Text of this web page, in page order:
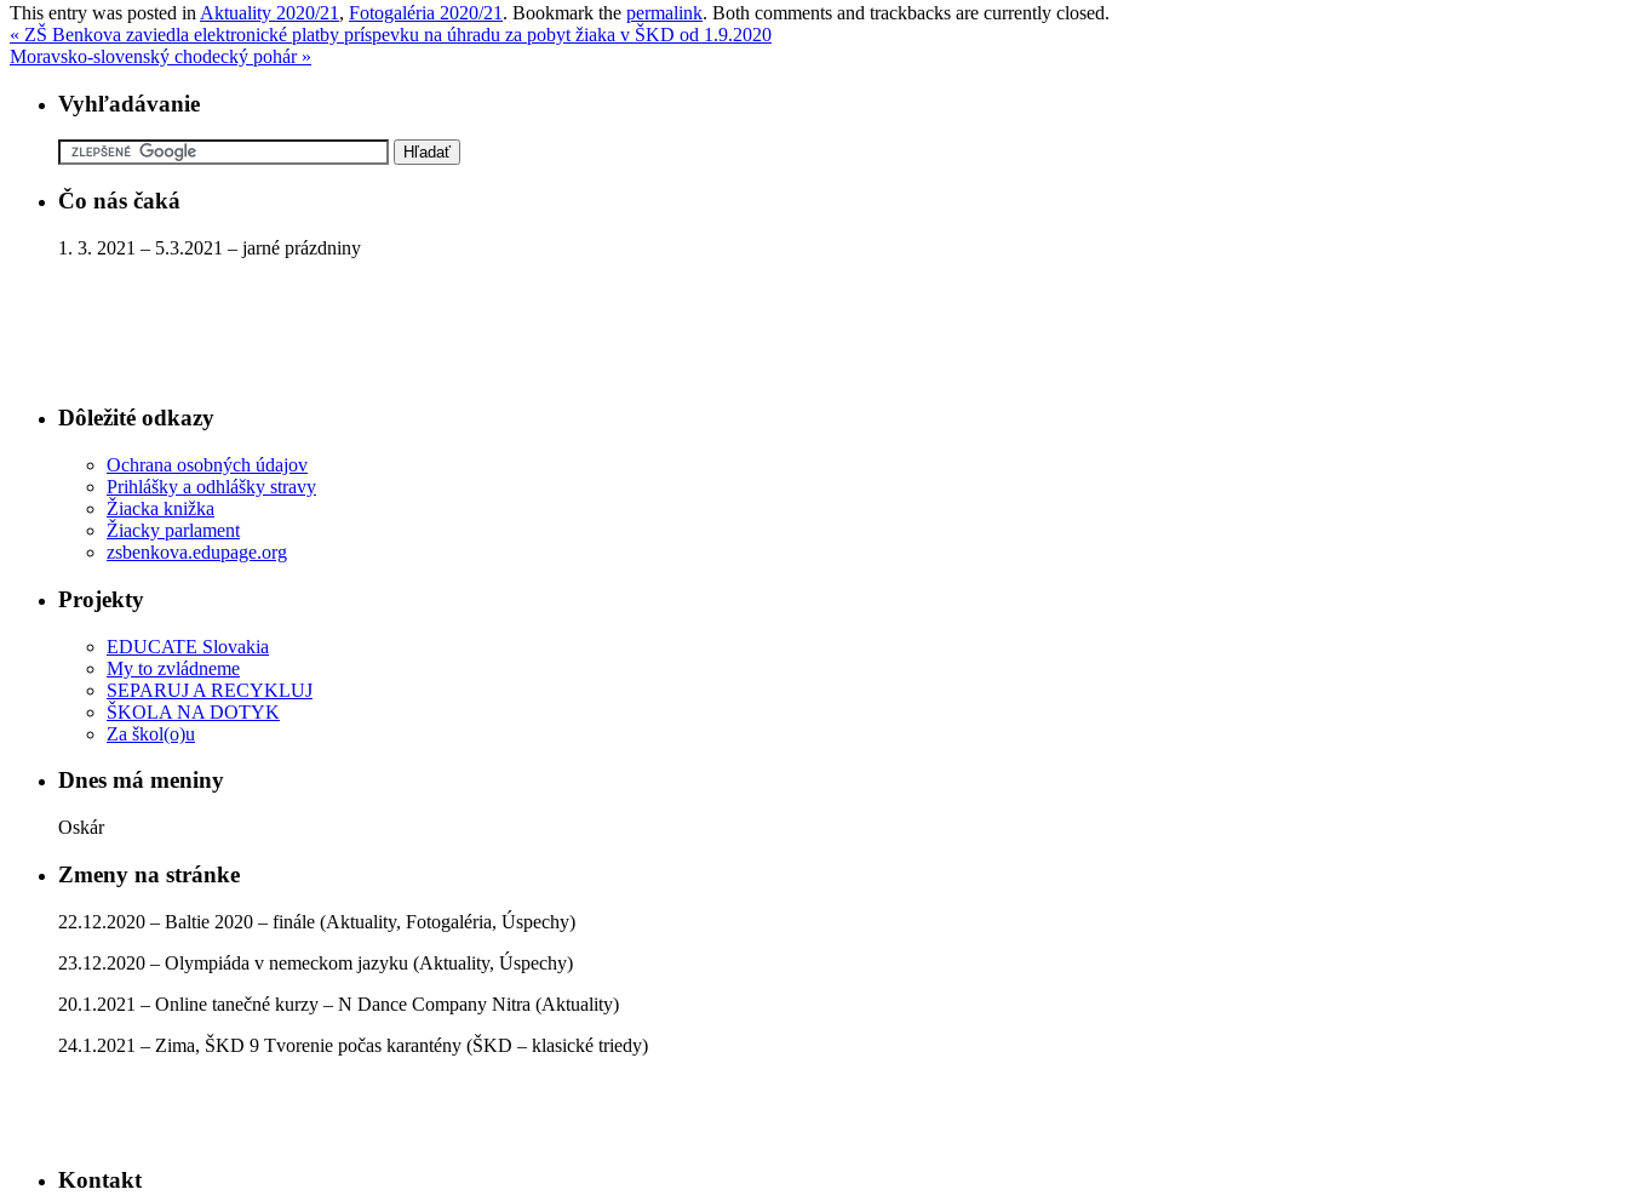
This entry was posted in Aktuality 2020/21 , Fotogaléria 2020/21 . Bookmark the permalink. Both comments and trackbacks are currently closed.
« ZŠ Benkova zaviedla elektronické platby príspevku na úhradu za pobyt žiaka v ŠKD od 1.9.2020
Moravsko-slovenský chodecký pohár »
Vyhľadávanie
Čo nás čaká
1. 3. 2021 – 5.3.2021 – jarné prázdniny
Dôležité odkazy
Ochrana osobných údajov
Prihlášky a odhlášky stravy
Žiacka knižka
Žiacky parlament
zsbenkova.edupage.org
Projekty
EDUCATE Slovakia
My to zvládneme
SEPARUJ A RECYKLUJ
ŠKOLA NA DOTYK
Za škol(o)u
Dnes má meniny
Oskár
Zmeny na stránke
22.12.2020 – Baltie 2020 – finále (Aktuality, Fotogaléria, Úspechy)
23.12.2020 – Olympiáda v nemeckom jazyku (Aktuality, Úspechy)
20.1.2021 – Online tanečné kurzy – N Dance Company Nitra (Aktuality)
24.1.2021 – Zima, ŠKD 9 Tvorenie počas karantény (ŠKD – klasické triedy)
Kontakt